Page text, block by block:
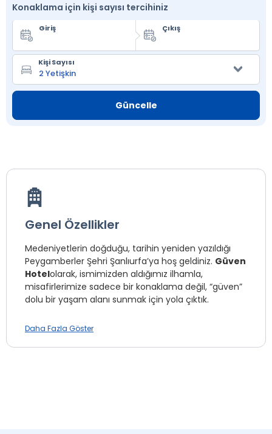
Konaklama için kişi sayısı tercihiniz
Giriş Çıkış
Kişi Sayısı
Güncelle
Genel Özellikler
Medeniyetlerin doğduğu, tarihin yeniden yazıldığı
Peygamberler Şehri Şanlıurfa’ya hoş geldiniz. Güven
Hotelolarak, ismimizden aldığımız ilhamla,
misafirlerimize sadece bir konaklama değil, “güven”
dolu bir yaşam alanı sunmak için yola çıktık.
Şehrin kalbindeki merkezi konumumuz, bizi
Daha Fazla Göster